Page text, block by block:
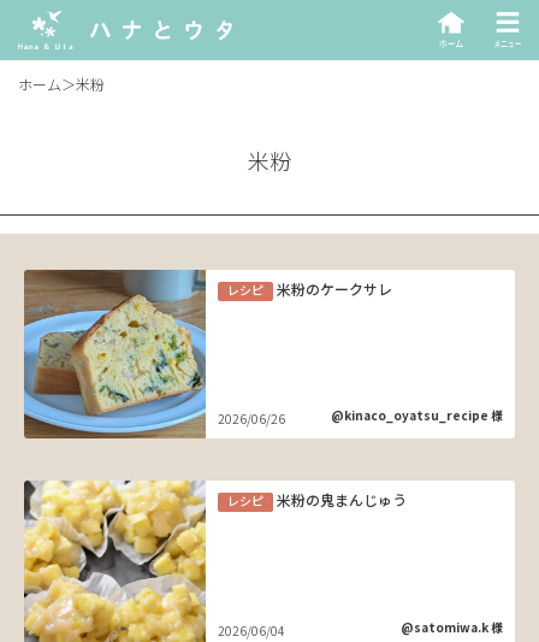
ホーム＞米粉
米粉
レシピ 米粉のケークサレ
2026/06/26 @kinaco_oyatsu_recipe 様
レシピ 米粉の鬼まんじゅう
2026/06/04 @satomiwa.k 様